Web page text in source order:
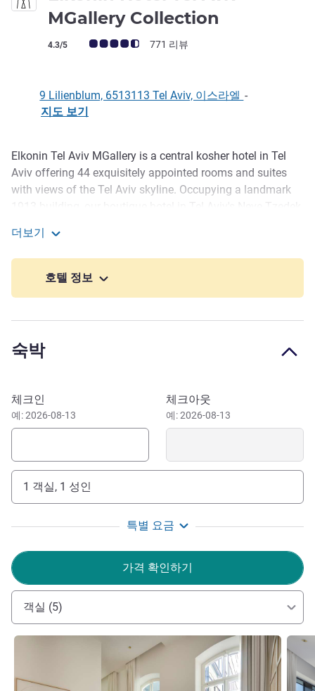
MGallery Collection
고객 평점 (ALL 평가)
4.3/5 771 리뷰
9 Lilienblum, 6513113 Tel Aviv, 이스라엘 -
지도 보기
호텔설명
Elkonin Tel Aviv MGallery is a central kosher hotel in Tel
Aviv offering 44 exquisitely appointed rooms and suites
with views of the Tel Aviv skyline. Occupying a landmark
Lounge Bar and a Rooftop
designer stores, art galleries and cafes converge. We're
and Theatre, Park HaTachana's shopping and gastronomy,
event? The Library, is an elegant, flexible space with a
restaurant, patio and rooftop are also available for events.
Elkonin Tel Aviv MGallery is a 30-minute drive from Ben
request. By car, take Exit 13 bearing west from Highway 20.
Tel Aviv Central bus station and HaHagana Railway
Station are also close by.
Welcome to a space where creativity and elegance
intersect to offer tailor-made experiences in the heart of Tel
Aviv. Fusing modern luxury with the charm of its
distinguished heritage, Elkonin Tel Aviv MGallery is not just
a hotel, it's your home.
Yuval Kol-Aman 호텔 관리
더보기
호텔 정보
숙박
이 호텔 예약하기
체크인
예: 2026-08-13
체크아웃
예: 2026-08-13
1 객실, 1 성인
특별 요금
가격 확인하기
객실 (5)
세부 정보 보기 세부